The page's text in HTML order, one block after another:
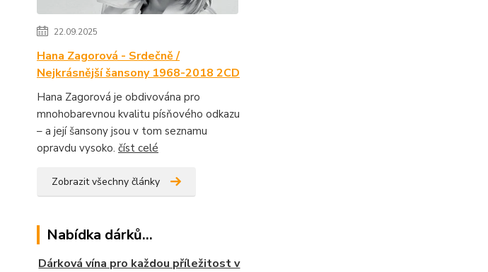
22.09.2025
Hana Zagorová - Srdečně /
Nejkrásnější šansony 1968-2018 2CD
Hana Zagorová je obdivována pro
mnohobarevnou kvalitu písňového odkazu
– a její šansony jsou v tom seznamu
opravdu vysoko. číst celé
Zobrazit všechny články
Nabídka dárků...
Dárková vína pro každou příležitost v